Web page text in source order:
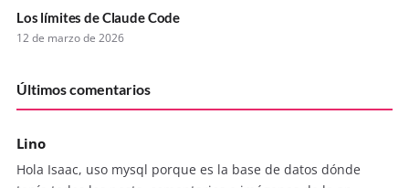
Los límites de Claude Code
12 de marzo de 2026
Últimos comentarios
Lino
Hola Isaac, uso mysql porque es la base de datos dónde